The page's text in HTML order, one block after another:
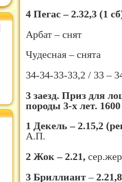
4 Пегас – 2.32,3 (1
Арбат – снят
Чудесная – снята
34-34-33-33,2 / 33 –
3 заезд. Приз для
породы 3-х лет.
1 Декель – 2.15,2
А.П.
2 Жок – 2.21,
3 Бриллиант–